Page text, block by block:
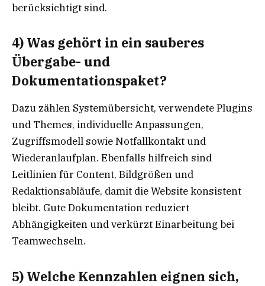
berücksichtigt sind.
4) Was gehört in ein sauberes
Übergabe- und
Dokumentationspaket?
Dazu zählen Systemübersicht, verwendete Plugins
und Themes, individuelle Anpassungen,
Zugriffsmodell sowie Notfallkontakt und
Wiederanlaufplan. Ebenfalls hilfreich sind
Leitlinien für Content, Bildgrößen und
Redaktionsabläufe, damit die Website konsistent
bleibt. Gute Dokumentation reduziert
Abhängigkeiten und verkürzt Einarbeitung bei
Teamwechseln.
5) Welche Kennzahlen eignen sich,